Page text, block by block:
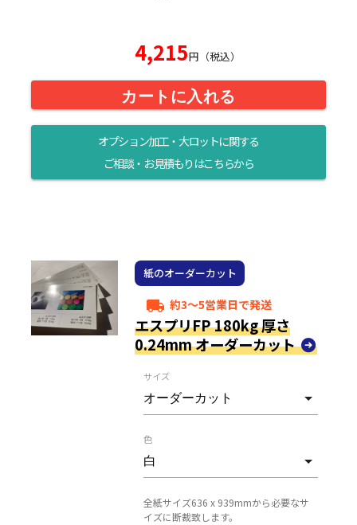
4,215円（税込）
カートに入れる
オプション加工・大ロットに関する
ご相談・お見積もりはこちらから
紙のオーダーカット
local_shipping 約3～5営業日で発送
エスプリFP 180kg 厚さ
0.24mm オーダーカット
サイズ
色
全紙サイズ636 x 939mmから必要なサ
イズに断裁致します。